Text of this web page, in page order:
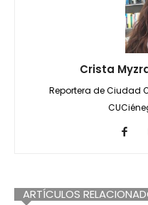
Crista
Reportera de Ciudad
ARTÍCULOS